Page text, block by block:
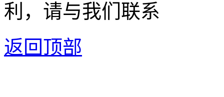
利，请与我们联系
返回顶部